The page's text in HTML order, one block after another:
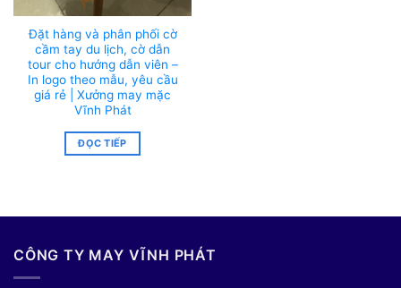
Đặt hàng và phân phối cờ
cầm tay du lịch, cờ dẫn
tour cho hướng dẫn viên –
In logo theo mẫu, yêu cầu
giá rẻ | Xưởng may mặc
Vĩnh Phát
ĐỌC TIẾP
CÔNG TY MAY VĨNH PHÁT